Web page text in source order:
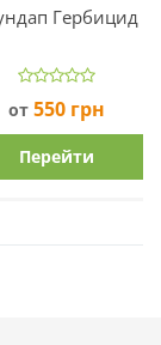
Гербицид
от 550 грн
Перейти